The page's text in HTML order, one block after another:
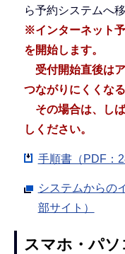
ら予約システムへ
※インターネット
を開始します。
受付開始直後は
つながりにくくな
その場合は、し
しください。
手順書（PDF：
システムからの
部サイト）
スマホ・パ